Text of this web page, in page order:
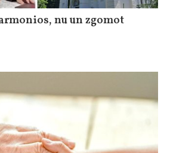
nu un zgomot